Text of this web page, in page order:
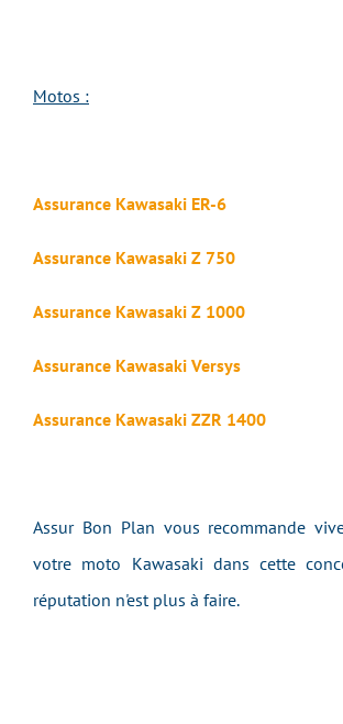
Motos :
Assurance Kawasaki ER-6
Assurance Kawasaki Z 750
Assurance Kawasaki Z 1000
Assurance Kawasaki Versys
Assurance Kawasaki ZZR 1400
Assur Bon Plan vous recommande
votre moto Kawasaki dans cette
réputation n'est plus à faire.